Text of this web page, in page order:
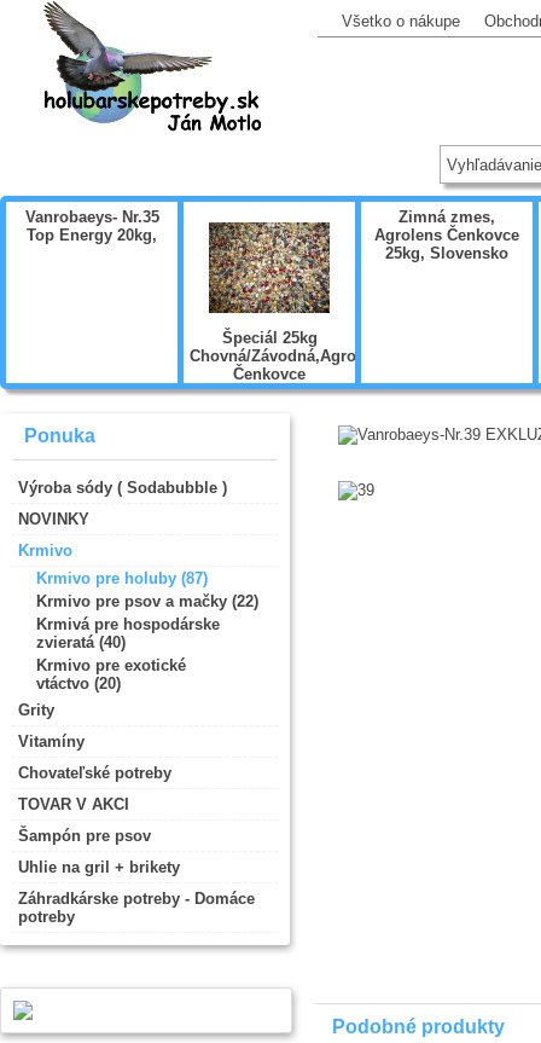
Všetko o nákupe
Vanrobaeys- Nr.35
Top Energy 20kg,
Špeciál 25kg
Chovná/Závodná,Agrolens
Čenkovce
,Slovensko
Zimná zmes,
Agrolens Čenkovce
25kg, Slovensko
Ponuka
Výroba sódy ( Sodabubble )
NOVINKY
Krmivo
Krmivo pre holuby (87)
Krmivo pre psov a mačky (22)
Krmivá pre hospodárske
zvieratá (40)
Krmivo pre exotické
vtáctvo (20)
Grity
Vitamíny
Chovateľské potreby
TOVAR V AKCI
Šampón pre psov
Uhlie na gril + brikety
Záhradkárske potreby - Domáce
potreby
Podobné produkty